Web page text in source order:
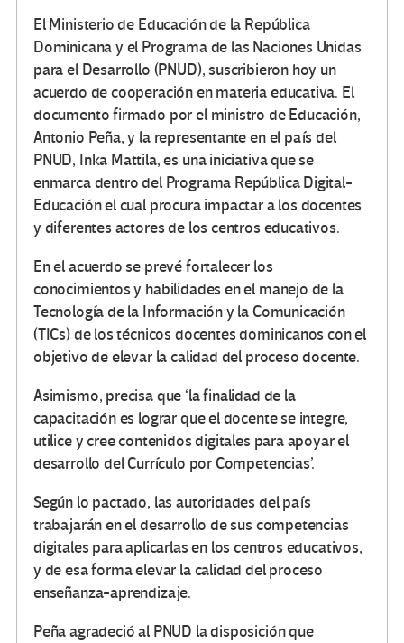
El Ministerio de Educación de la República
Dominicana y el Programa de las Naciones Unidas
para el Desarrollo (PNUD), suscribieron hoy un
acuerdo de cooperación en materia educativa. El
documento firmado por el ministro de Educación,
Antonio Peña, y la representante en el país del
PNUD, Inka Mattila, es una iniciativa que se
enmarca dentro del Programa República Digital-
Educación el cual procura impactar a los docentes
y diferentes actores de los centros educativos.
En el acuerdo se prevé fortalecer los
conocimientos y habilidades en el manejo de la
Tecnología de la Información y la Comunicación
(TICs) de los técnicos docentes dominicanos con el
objetivo de elevar la calidad del proceso docente.
Asimismo, precisa que ‘la finalidad de la
capacitación es lograr que el docente se integre,
utilice y cree contenidos digitales para apoyar el
desarrollo del Currículo por Competencias’.
Según lo pactado, las autoridades del país
trabajarán en el desarrollo de sus competencias
digitales para aplicarlas en los centros educativos,
y de esa forma elevar la calidad del proceso
enseñanza-aprendizaje.
Peña agradeció al PNUD la disposición que